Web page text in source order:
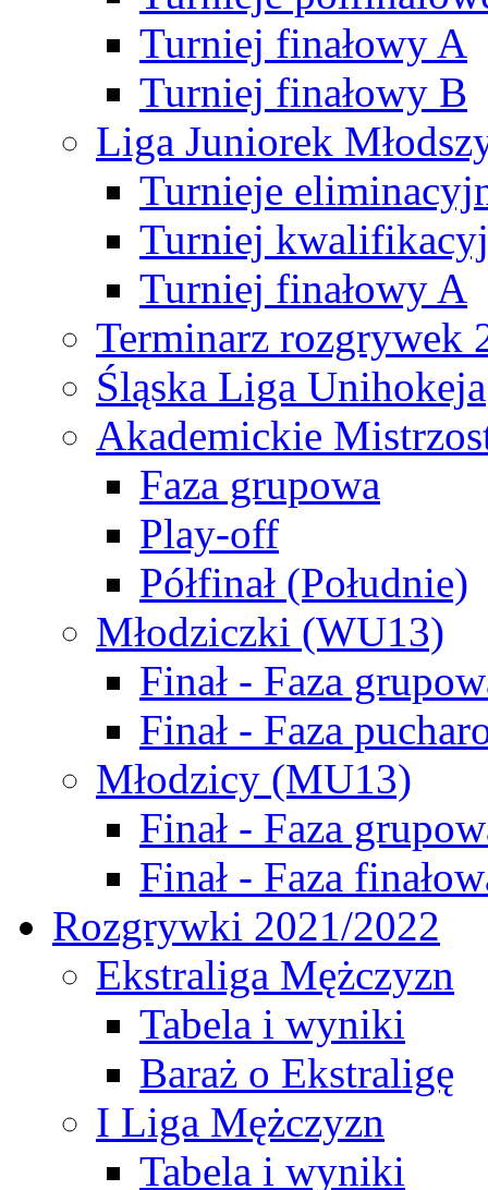
Turniej finałowy A
Turniej finałowy B
Liga Juniorek
Turnieje
Turniej
Turniej finałowy A
Terminarz rozgrywek
Śląska Liga Unihokeja
Akademickie
Faza grupowa
Play-off
Półfinał (Południe)
Młodziczki (WU13)
Finał - Faza
Finał - Faza
Młodzicy (MU13)
Finał - Faza
Finał - Faza
Rozgrywki 2021/2022
Ekstraliga Mężczyzn
Tabela i wyniki
Baraż o Ekstraligę
I Liga Mężczyzn
Tabela i wyniki